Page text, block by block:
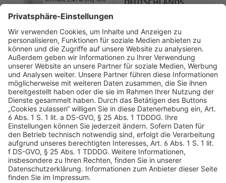
AGB Datenschutz
Impressum
Sicherheitshinweis
Compliance